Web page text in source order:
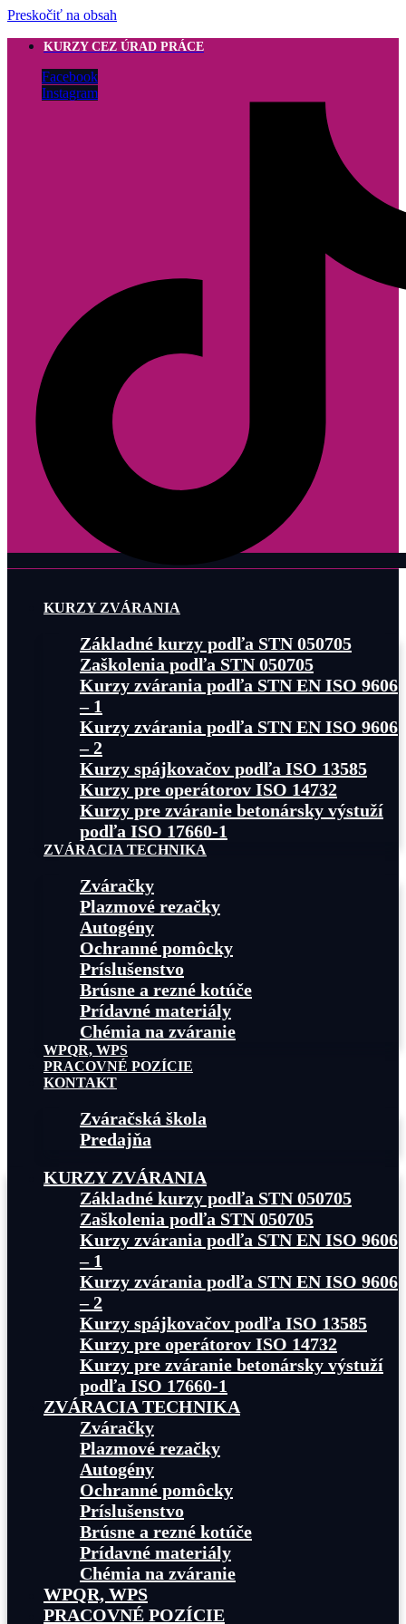
Preskočiť na obsah
KURZY CEZ ÚRAD PRÁCE
Facebook
Instagram
KURZY ZVÁRANIA
Základné kurzy podľa STN 050705
Zaškolenia podľa STN 050705
Kurzy zvárania podľa STN EN ISO 9606
– 1
Kurzy zvárania podľa STN EN ISO 9606
– 2
Kurzy spájkovačov podľa ISO 13585
Kurzy pre operátorov ISO 14732
Kurzy pre zváranie betonársky výstuží
podľa ISO 17660-1
ZVÁRACIA TECHNIKA
Zváračky
Plazmové rezačky
Autogény
Ochranné pomôcky
Príslušenstvo
Brúsne a rezné kotúče
Prídavné materiály
Chémia na zváranie
WPQR, WPS
PRACOVNÉ POZÍCIE
KONTAKT
Zváračská škola
Predajňa
KURZY ZVÁRANIA
Základné kurzy podľa STN 050705
Zaškolenia podľa STN 050705
Kurzy zvárania podľa STN EN ISO 9606
– 1
Kurzy zvárania podľa STN EN ISO 9606
– 2
Kurzy spájkovačov podľa ISO 13585
Kurzy pre operátorov ISO 14732
Kurzy pre zváranie betonársky výstuží
podľa ISO 17660-1
ZVÁRACIA TECHNIKA
Zváračky
Plazmové rezačky
Autogény
Ochranné pomôcky
Príslušenstvo
Brúsne a rezné kotúče
Prídavné materiály
Chémia na zváranie
WPQR, WPS
PRACOVNÉ POZÍCIE